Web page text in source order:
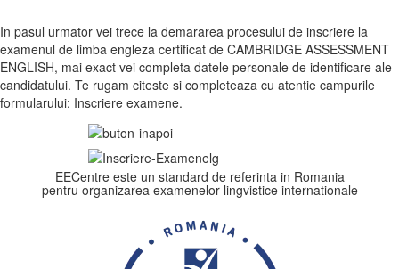
In pasul urmator vei trece la demararea procesului de inscriere la
examenul de limba engleza certificat de CAMBRIDGE ASSESSMENT
ENGLISH, mai exact vei completa datele personale de identificare ale
candidatului. Te rugam citeste si completeaza cu atentie campurile
formularului: Inscriere examene.
EECentre este un standard de referinta in Romania
pentru organizarea examenelor lingvistice internationale